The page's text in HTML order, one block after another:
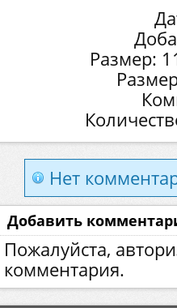
Размер:
Нет
Добавить
Пожалуйста,
комментария.